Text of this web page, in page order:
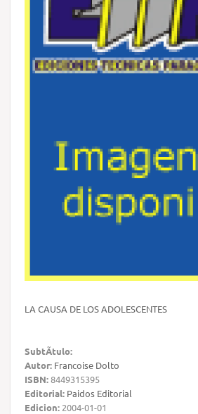
LA CAUSA DE LOS ADOLESCENTES
SubtÃ­tulo:
Autor: Francoise Dolto
ISBN:8449315395
Editorial: Paidos Editorial
Edicion: 2004-01-01